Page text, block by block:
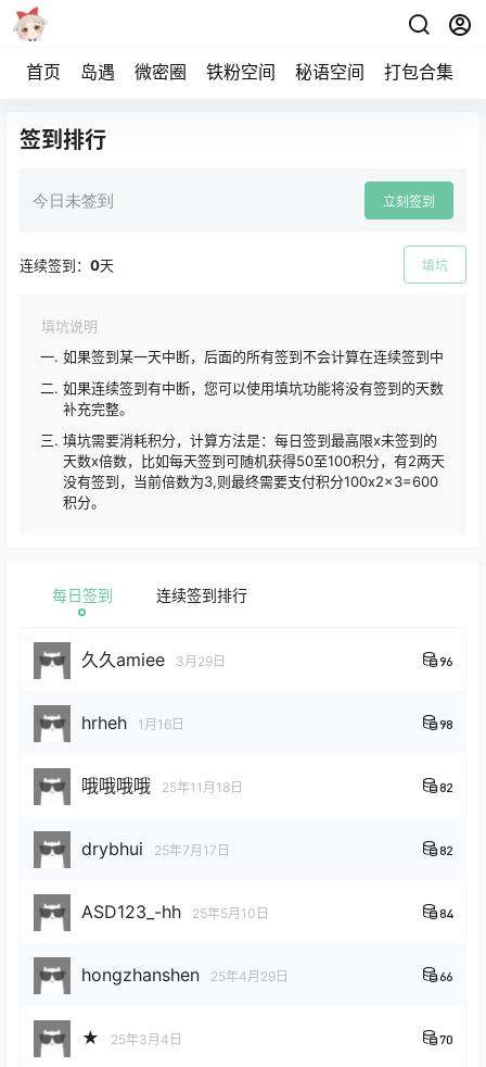
首页 岛遇 微密圈 铁粉空间 秘语空间 打包合集
签到排行
今日未签到 立刻签到
连续签到： 0天 填坑
填坑说明
如果签到某一天中断，后面的所有签到不会计算在连续签到中
如果连续签到有中断，您可以使用填坑功能将没有签到的天数
补充完整。
填坑需要消耗积分，计算方法是：每日签到最高限x未签到的
天数x倍数，比如每天签到可随机获得50至100积分，有2两天
没有签到，当前倍数为3,则最终需要支付积分100x2x3=600
积分。
每日签到 连续签到排行
久久amiee 3月29日 96
hrheh 1月16日 98
哦哦哦哦 25年11月18日 82
drybhui 25年7月17日 82
ASD123_-hh 25年5月10日 84
hongzhanshen 25年4月29日 66
★ 25年3月4日 70